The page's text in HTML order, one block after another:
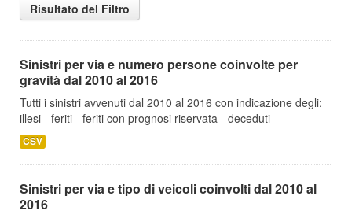
Risultato del Filtro
Sinistri per via e numero persone coinvolte per
gravità dal 2010 al 2016
Tutti i sinistri avvenuti dal 2010 al 2016 con indicazione degli:
illesi - feriti - feriti con prognosi riservata - deceduti
CSV
Sinistri per via e tipo di veicoli coinvolti dal 2010 al
2016